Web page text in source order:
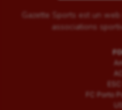
Gazette Sports est un
associations
FC Porto